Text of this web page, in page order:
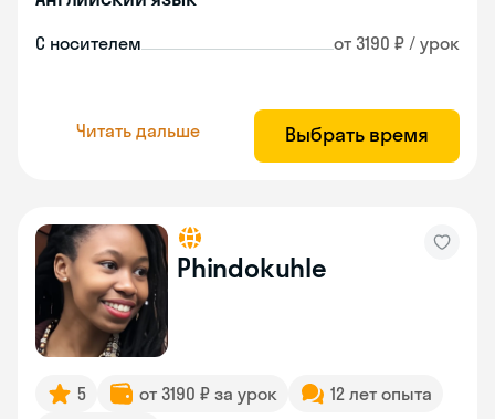
С носителем от 3190 ₽ / урок
Читать дальше Выбрать время
Phindokuhle
5 от 3190 ₽ за урок
12 лет опыта